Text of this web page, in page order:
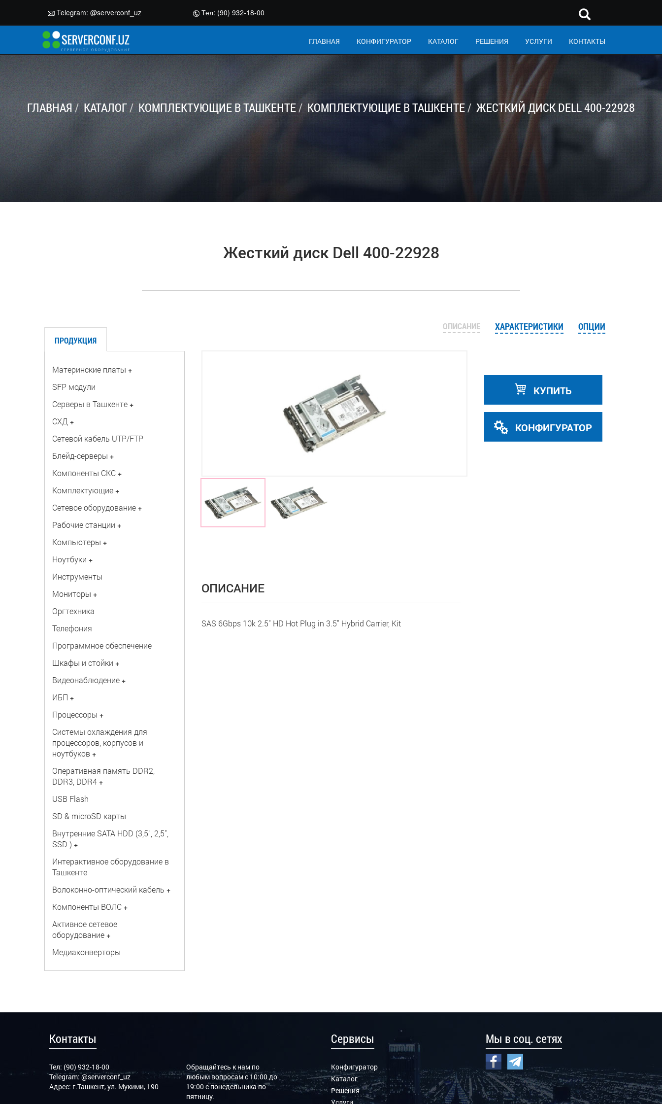
Telegram: @serverconf_uz Тел: (90) 932-18-00
ГЛАВНАЯ КОНФИГУРАТОР КАТАЛОГ РЕШЕНИЯ УСЛУГИ КОНТАКТЫ
ГЛАВНАЯ КАТАЛОГ КОМПЛЕКТУЮЩИЕ В ТАШКЕНТЕ КОМПЛЕКТУЮЩИЕ В ТАШКЕНТЕ ЖЕСТКИЙ ДИСК DELL 400-22928
Жесткий диск Dell 400-22928
ПРОДУКЦИЯ
Материнские платы +
SFP модули
Серверы в Ташкенте +
СХД +
Сетевой кабель UTP/FTP
Блейд-серверы +
Компоненты СКС +
Комплектующие +
Сетевое оборудование +
Рабочие станции +
Компьютеры +
Ноутбуки +
Инструменты
Мониторы +
Оргтехника
Телефония
Программное обеспечение
Шкафы и стойки +
Видеонаблюдение +
ИБП +
Процессоры +
Системы охлаждения для
процессоров, корпусов и
ноутбуков +
Оперативная память DDR2,
DDR3, DDR4 +
USB Flash
SD & microSD карты
Внутренние SATA HDD (3,5", 2,5",
SSD ) +
Интерактивное оборудование в
Ташкенте
Волоконно-оптический кабель +
Компоненты ВОЛС +
Активное сетевое
оборудование +
Медиаконверторы
ОПИСАНИЕ ХАРАКТЕРИСТИКИ ОПЦИИ
КУПИТЬ
КОНФИГУРАТОР
ОПИСАНИЕ
SAS 6Gbps 10k 2.5" HD Hot Plug in 3.5" Hybrid Carrier, Kit
Контакты
Тел: (90) 932-18-00
Telegram:@serverconf_uz
Адрес: г.Ташкент, ул. Мукими, 190
Обращайтесь к нам по
любым вопросам с 10:00 до
19:00 с понедельника по
пятницу.
Сервисы
Конфигуратор
Каталог
Решения
Мы в соц. сетях